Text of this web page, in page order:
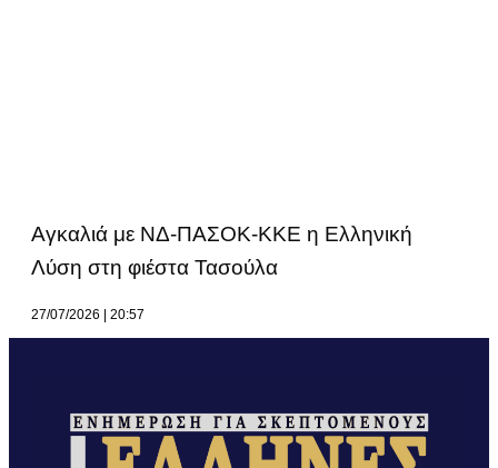
Αγκαλιά με ΝΔ-ΠΑΣΟΚ-ΚΚΕ η Ελληνική
Λύση στη φιέστα Τασούλα
27/07/2026 20:57